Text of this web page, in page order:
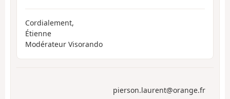
Cordialement,
Étienne
Modérateur Visorando
pierson.laurent@orange.fr